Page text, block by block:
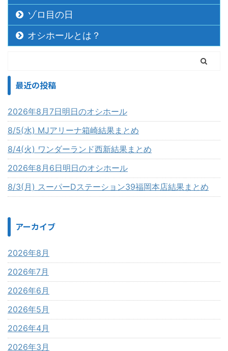
ゾロ目の日
オシホールとは？
最近の投稿
2026年8月7日明日のオシホール
8/5(水) MJアリーナ箱崎結果まとめ
8/4(火) ワンダーランド西新結果まとめ
2026年8月6日明日のオシホール
8/3(月) スーパーDステーション39福岡本店結果まとめ
アーカイブ
2026年8月
2026年7月
2026年6月
2026年5月
2026年4月
2026年3月